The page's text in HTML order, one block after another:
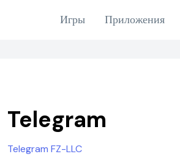
Игры Приложения
Telegram
Telegram FZ-LLC